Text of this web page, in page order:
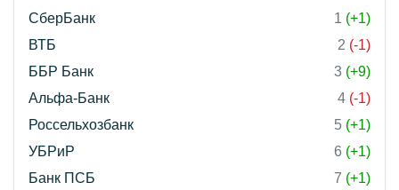
СберБанк 1 (+1)
ВТБ
2 (-1)
ББР Банк
3 (+9)
Альфа-Банк
4 (-1)
Россельхозбанк
5 (+1)
УБРиР
6 (+1)
Банк ПСБ
7 (+1)